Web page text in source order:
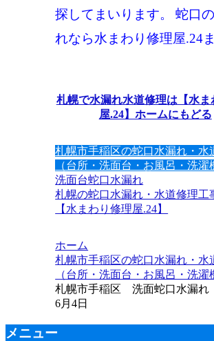
探してまいります。
蛇口
れなら水まわり修理屋.24
札幌で水漏れ水道修理は【水ま
屋.24】ホームにもどる
札幌市手稲区の蛇口水漏れ・水
（台所・洗面台・お風呂・洗濯
洗面台蛇口水漏れ
札幌の蛇口水漏れ・水道修理工
【水まわり修理屋.24】
ホーム
札幌市手稲区の蛇口水漏れ・水
（台所・洗面台・お風呂・洗濯
札幌市手稲区 洗面蛇口水漏
6月4日
メニュー